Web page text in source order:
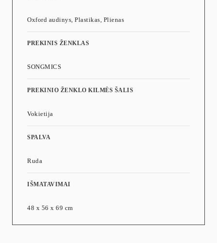
Oxford audinys, Plastikas, Plienas
PREKINIS ŽENKLAS
SONGMICS
PREKINIO ŽENKLO KILMĖS ŠALIS
Vokietija
SPALVA
Ruda
IŠMATAVIMAI
48 x 56 x 69 cm